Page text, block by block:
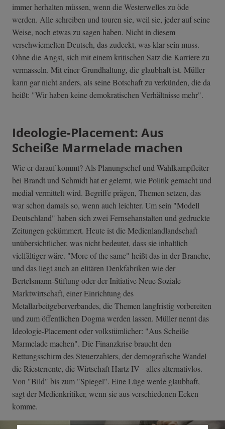
immer herhalten müssen, wenn die Westerwelles zu öde
werden. Alle schreiben und touren sie, weil sie, jeder auf seine
Weise, noch etwas zu sagen haben. Nicht in diesem
verschwiemelten Deutsch, das zudeckt, was klar sein muss.
Ohne die Angst, sich mit einem kritischen Satz die Karriere zu
vermasseln. Mit einer Grundhaltung, die glaubhaft ist. Müller
kann gar nicht anders, als seine Botschaft zu verkünden, die da
heißt: "Wir haben keine demokratischen Verhältnisse mehr".
Ideologie-Placement: Aus
Scheiße Marmelade machen
Wie er darauf kommt? Als Planungschef und Wahlkampfleiter
bei Brandt und Schmidt hat er gelernt, wie Politik gemacht und
medial vermittelt wird. Begriffe prägen, Themen setzen, das
war schon damals so, wenn auch leichter. Um sein "Modell
Deutschland" haben sich zwei Fernsehanstalten und gedruckte
Zeitungen gekümmert. Heute ist die Medienlandlandschaft
unübersichtlicher, was nicht bedeutet, dass sie inhaltlich
vielfältiger wäre. "More of the same" heißt das in der Branche,
und das liegt auch an elitären Denkfabriken wie der
Bertelsmann-Stiftung oder der Initiative Neue Soziale
Marktwirtschaft, einer Einrichtung des
Metallarbeitgeberverbandes, die Themen langfristig vorbereiten
und zum öffentlichen Dogma werden lassen. Müller nennt das
Ideologie-Placement oder volkstümlicher: "Aus Scheiße
Marmelade machen". Die Finanzkrise braucht den
Rettungsschirm des Steuerzahlers, der demografische Wandel
die Riesterrente, die Wirtschaft Hartz IV - alles alternativlos.
Von "Bild" bis zum "Spiegel". Eine Lüge werde glaubhaft,
sagt der Medienkritiker, wenn sie aus verschiedenen Ecken
komme.